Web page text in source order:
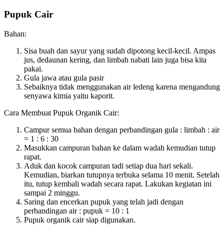
Pupuk Cair
Bahan:
Sisa buah dan sayur yang sudah dipotong kecil-kecil. Ampas
jus, dedaunan kering, dan limbah nabati lain juga bisa kita
pakai.
Gula jawa atau gula pasir
Sebaiknya tidak menggunakan air ledeng karena mengandung
senyawa kimia yaitu kaporit.
Cara Membuat Pupuk Organik Cair:
Campur semua bahan dengan perbandingan gula : limbah : air
= 1 : 6 : 30
Masukkan campuran bahan ke dalam wadah kemudian tutup
rapat.
Aduk dan kocok campuran tadi setiap dua hari sekali.
Kemudian, biarkan tutupnya terbuka selama 10 menit. Setelah
itu, tutup kembali wadah secara rapat. Lakukan kegiatan ini
sampai 2 minggu.
Saring dan encerkan pupuk yang telah jadi dengan
perbandingan air : pupuk = 10 : 1
Pupuk organik cair siap digunakan.